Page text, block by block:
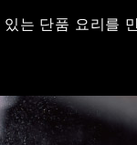
는 단품 요리를